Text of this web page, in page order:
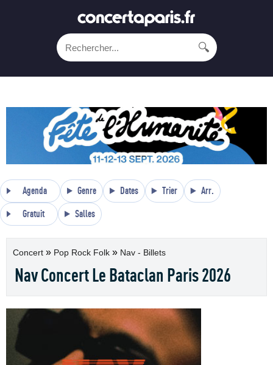
🔍
Agenda Genre Dates Trier Arr.
Gratuit Salles
Concert » Pop Rock Folk » Nav - Billets
Nav Concert Le Bataclan Paris 2026